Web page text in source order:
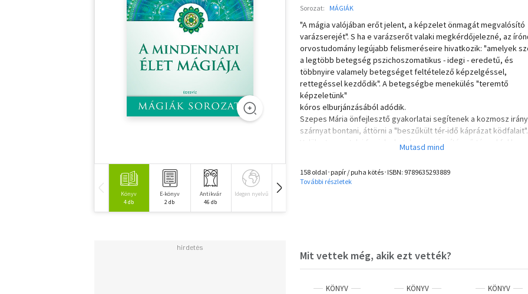
Könyv
4 db
E-könyv
2 db
Antikvár
46 db
Idegen nyelvű Hangoskönyv
Sorozat: MÁGIÁK
"A mágia valójában erőt jelent, a képzelet önmagát megvalósító
varázserejét". S ha e varázserőt valaki megkérdőjelezné, az
orvostudomány legújabb felismeréseire hivatkozik: "amelyek
a legtöbb betegség pszichoszomatikus - idegi - eredetű, és
többnyire valamely betegséget feltételező képzelgéssel,
rettegéssel kezdődik". A betegségbe menekülés "teremtő
képzeletünk"
kóros elburjánzásából adódik.
Szepes Mária önfejlesztő gyakorlatai segítenek a kozmosz
szárnyat bontani, áttörni a "beszűkült tér-idő káprázat ködfalait".
Velük - tapasztalni fogjuk - hatalmas gyógyító erő támad fel
formájában nemsokára tapasztalni fogjuk".
158 oldal･papír / puha kötés･ISBN: 9789635293889
További részletek
Mit vettek még, akik ezt vették?
KÖNYV KÖNYV KÖNYV